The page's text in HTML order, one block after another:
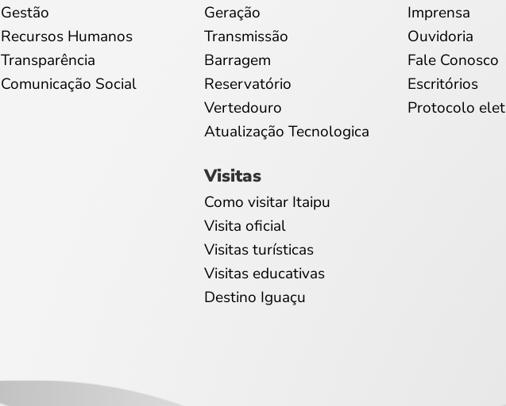
Gestão
Recursos Humanos
Transparência
Comunicação Social
Geração
Transmissão
Barragem
Reservatório
Vertedouro
Atualização Tecnologica
Visitas
Como visitar Itaipu
Visita oficial
Visitas turísticas
Visitas educativas
Destino Iguaçu
Imprensa
Ouvidoria
Fale Conosco
Escritórios
Protocolo